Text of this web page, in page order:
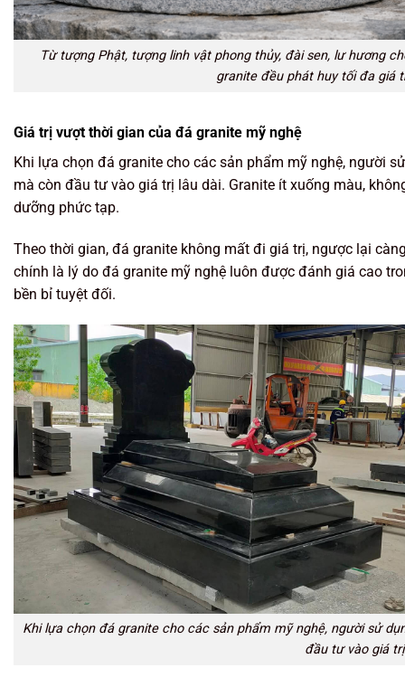
Từ tượng Phật, tượng linh vật phong thủy, đài sen, lư hương
granite đều phát huy tối đa giá
Giá trị vượt thời gian của đá granite mỹ nghệ
Khi lựa chọn đá granite cho các sản phẩm mỹ nghệ, người
mà còn đầu tư vào giá trị lâu dài. Granite ít xuống màu,
dưỡng phức tạp.
Theo thời gian, đá granite không mất đi giá trị, ngược lại
chính là lý do đá granite mỹ nghệ luôn được đánh giá cao
bền bỉ tuyệt đối.
Khi lựa chọn đá granite cho các sản phẩm mỹ nghệ, người sử
đầu tư vào giá